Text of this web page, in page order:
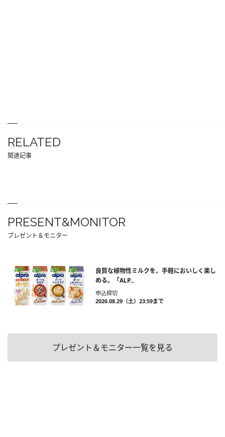
RELATED
関連記事
PRESENT&MONITOR
プレゼント＆モニター
良質な植物性ミルクを、手軽においしく楽し
める。「ALP...
申込締切
2026.08.29（土）23:59まで
プレゼント＆モニター一覧を見る